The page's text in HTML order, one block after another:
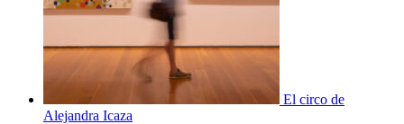
El circo de
Alejandra Icaza